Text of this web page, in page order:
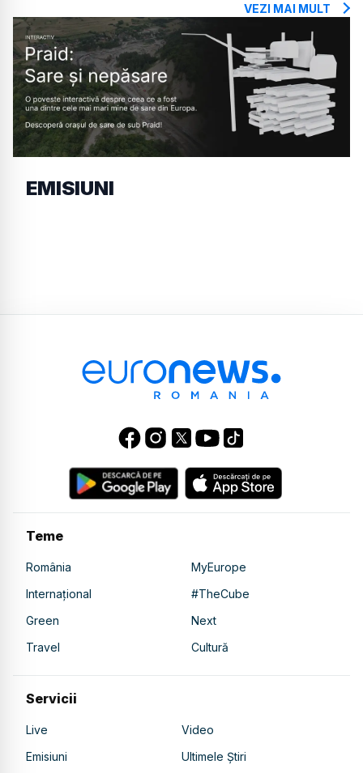
VEZI MAI MULT
EMISIUNI
Teme
România
MyEurope
Internațional
#TheCube
Green
Next
Travel
Cultură
Servicii
Live
Video
Emisiuni
Ultimele Știri